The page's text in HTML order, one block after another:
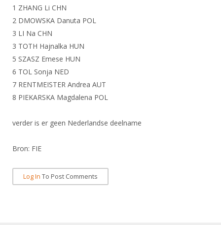
Alle Verenigingen
Nieuws
Verenigingsondersteuning
Witte Vlekkenplan
Oprichting Vereniging
Overschrijven leden
Wedstrijdorganisatie
Nieuws
Scheidsrechterslijst
Import inschrijvingen uit Nahouw
Verwerk wedstrijduitslagen
Promotie en logo
Geschiedenis van het schermen
Opleidingen
Tuchtzaken
Archief
Infotheek
Bibliotheek
1 ZHANG Li CHN
2 DMOWSKA Danuta POL
3 LI Na CHN
3 TOTH Hajnalka HUN
5 SZASZ Emese HUN
6 TOL Sonja NED
7 RENTMEISTER Andrea AUT
8 PIEKARSKA Magdalena POL
verder is er geen Nederlandse deelname
Bron: FIE
Log In To Post Comments